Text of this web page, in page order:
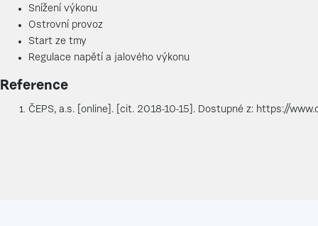
Snížení výkonu
Ostrovní provoz
Start ze tmy
Regulace napětí a jalového výkonu
Reference
ČEPS, a.s. [online]. [cit. 2018-10-15]. Dostupné z: https://